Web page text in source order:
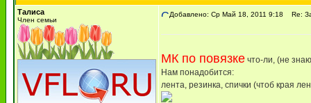
Талиса
Член семьи
Добавлено: Ср Май 18, 2011 9:18 Re:
МК по повязке что-ли, (не
Нам понадобится:
лента, резинка, спички (чтоб края